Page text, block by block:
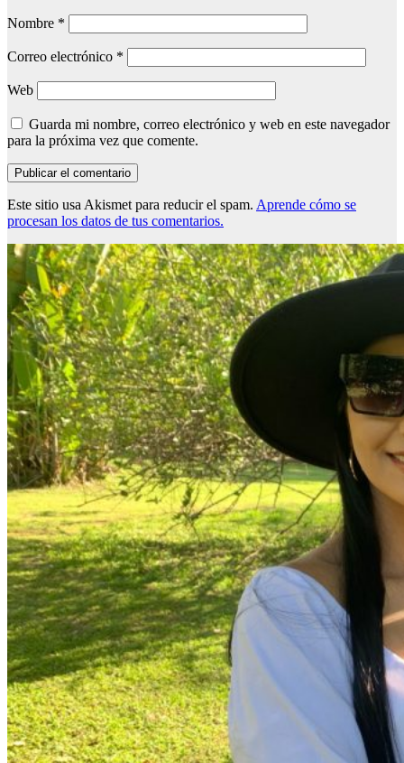
Nombre *
Correo electrónico *
Web
Guarda mi nombre, correo electrónico y web en este navegador
para la próxima vez que comente.
Este sitio usa Akismet para reducir el spam. Aprende cómo se
procesan los datos de tus comentarios.